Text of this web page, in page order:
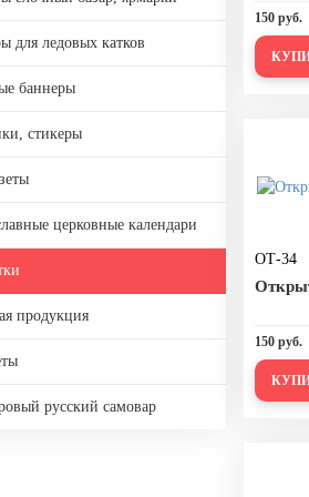
(первое воскресенье
День танкиста (второе
учителя
День Отца
День Таможенника
для ледовых катков
баннеры
стикеры
церковные календари
продукция
русский самовар
150 руб.
ОТ-34
150 руб.